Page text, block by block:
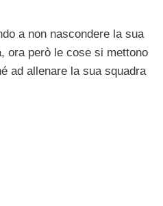
a non nascondere la sua
ora però le cose si mettono
ad allenare la sua squadra